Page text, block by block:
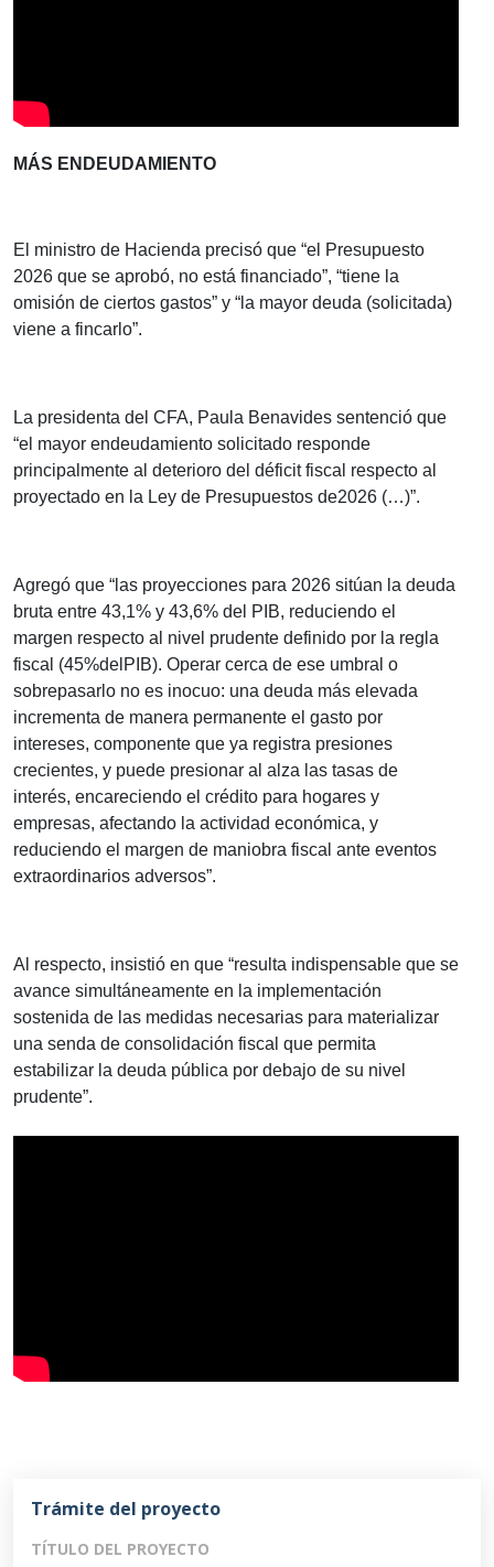
MÁS ENDEUDAMIENTO
El ministro de Hacienda precisó que “el Presupuesto
2026 que se aprobó, no está financiado”, “tiene la
omisión de ciertos gastos” y “la mayor deuda (solicitada)
viene a fincarlo”.
La presidenta del CFA, Paula Benavides sentenció que
“el mayor endeudamiento solicitado responde
principalmente al deterioro del déficit fiscal respecto al
proyectado en la Ley de Presupuestos de2026 (…)”.
Agregó que “las proyecciones para 2026 sitúan la deuda
bruta entre 43,1% y 43,6% del PIB, reduciendo el
margen respecto al nivel prudente definido por la regla
fiscal (45%delPIB). Operar cerca de ese umbral o
sobrepasarlo no es inocuo: una deuda más elevada
incrementa de manera permanente el gasto por
intereses, componente que ya registra presiones
crecientes, y puede presionar al alza las tasas de
interés, encareciendo el crédito para hogares y
empresas, afectando la actividad económica, y
reduciendo el margen de maniobra fiscal ante eventos
extraordinarios adversos”.
Al respecto, insistió en que “resulta indispensable que se
avance simultáneamente en la implementación
sostenida de las medidas necesarias para materializar
una senda de consolidación fiscal que permita
estabilizar la deuda pública por debajo de su nivel
prudente”.
Trámite del proyecto
TÍTULO DEL PROYECTO